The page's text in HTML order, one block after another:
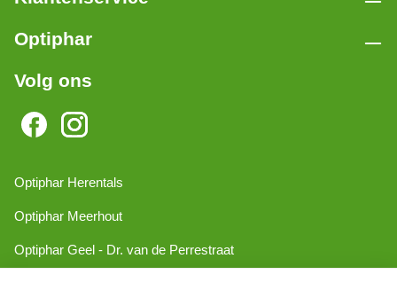
Optiphar
Volg ons
Optiphar Herentals
Optiphar Meerhout
Optiphar Geel - Dr. van de Perrestraat